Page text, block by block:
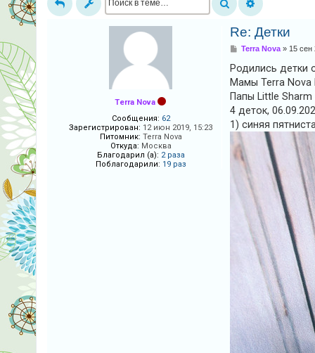
а
ц
и
я
Т
е
м
ы
б
е
з
о
т
в
т
о
в
Terra Nova
Сообщения: 62
Зарегистрирован: 12 июн 2019, 15:23
Питомник: Terra Nova
Откуда: Москва
Благодарил (а): 2 раза
Поблагодарили: 19 раз
Re: Детки
С
о
б
щ
е
н
и
е
Terra Nova» 15 сен
Родились детки
Мамы Terra Nova
Папы Little
4 деток,
1) синяя